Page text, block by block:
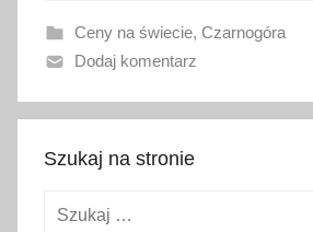
a
n
1
8
Ceny na świecie, Czarnogóra
Dodaj komentarz
Szukaj na stronie
Szukaj: